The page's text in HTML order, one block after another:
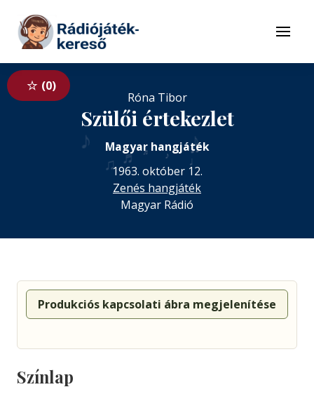
Tovább a tartalomhoz
Menü
0
♪
♫ ♬
♪
♩
♫
♪
♬
Róna Tibor
Szülői értekezlet
Magyar hangjáték
1963. október 12.
Zenés hangjáték
Magyar Rádió
Produkciós kapcsolati ábra megjelenítése
Színlap